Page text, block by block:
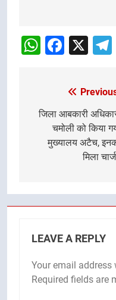
Navigation
X
navigation
जिला आबकारी
चमोली को किया
मुख्यालय अटैच,
मिला
LEAVE A REPLY
Your email
Required fields are